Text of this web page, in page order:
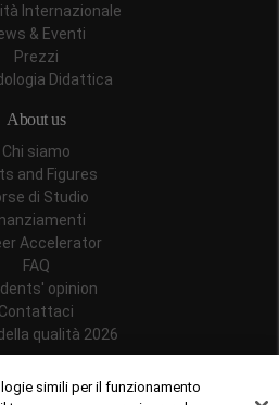
Internazionale
& Eventi
Prezzi
Didattica
About us
Chi siamo
and Figures
di Studio
Accelerator
FAQ
opinion
Contattaci
qualità 2026
simili per il funzionamento